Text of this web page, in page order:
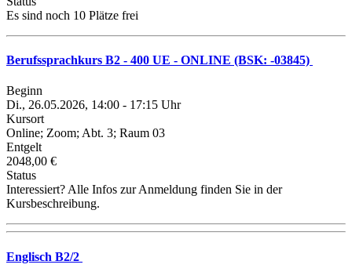
Es sind noch 10 Plätze frei
Berufssprachkurs B2 - 400 UE - ONLINE (BSK: -03845)
Beginn
Di., 26.05.2026, 14:00 - 17:15 Uhr
Kursort
Online; Zoom; Abt. 3; Raum 03
Entgelt
2048,00 €
Status
Interessiert? Alle Infos zur Anmeldung finden Sie in der
Kursbeschreibung.
Englisch B2/2